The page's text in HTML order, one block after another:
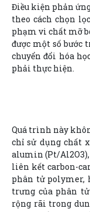
Điều kiện phản
theo cách chọn
phạm vi chất mỡ
được một số
chuyển đổi hóa
phải thực hiện.
Quá trình này
chỉ sử dụng chất
alumin (Pt/Al2O3),
liên kết carbon-
phân tử polymer,
trưng của phân
rộng rãi trong